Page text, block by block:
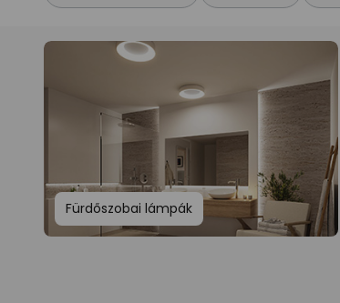
Fürdőszobai lámpák